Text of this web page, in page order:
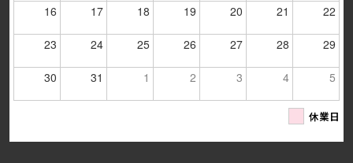
16 17 18 19 20 21 22
23 24 25 26 27 28 29
30 31 1 2 3 4 5
休業日